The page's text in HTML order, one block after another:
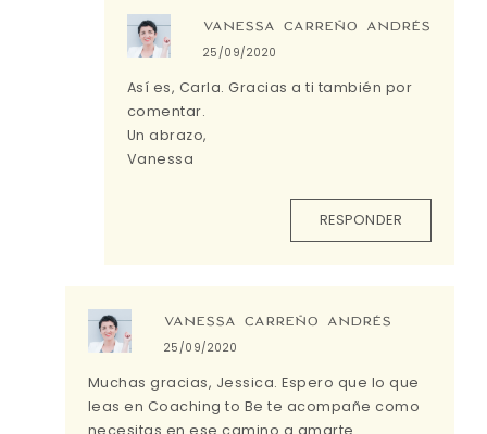
VANESSA CARREÑO ANDRÉS
25/09/2020
Así es, Carla. Gracias a ti también por
comentar.
Un abrazo,
Vanessa
RESPONDER
VANESSA CARREÑO ANDRÉS
25/09/2020
Muchas gracias, Jessica. Espero que lo que
leas en Coaching to Be te acompañe como